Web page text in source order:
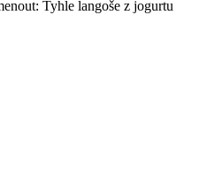
Tyhle langoše z jogurtu